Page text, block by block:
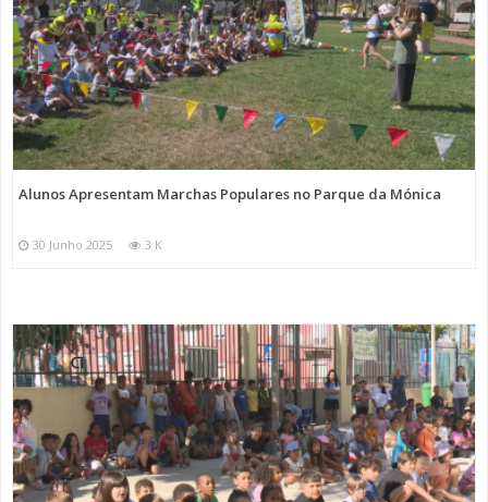
Alunos Apresentam Marchas Populares no Parque da Mónica
30 Junho 2025 3 K